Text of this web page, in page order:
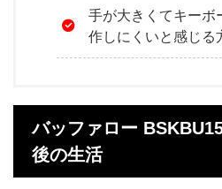
手が大きくてキーボ
作しにくいと感じる
バッファロー
後の生活